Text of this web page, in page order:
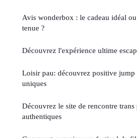
Avis wonderbox : le cadeau idéal
tenue ?
Découvrez l'expérience ultime
Loisir pau: découvrez positive jump
uniques
Découvrez le site de rencontre
authentiques